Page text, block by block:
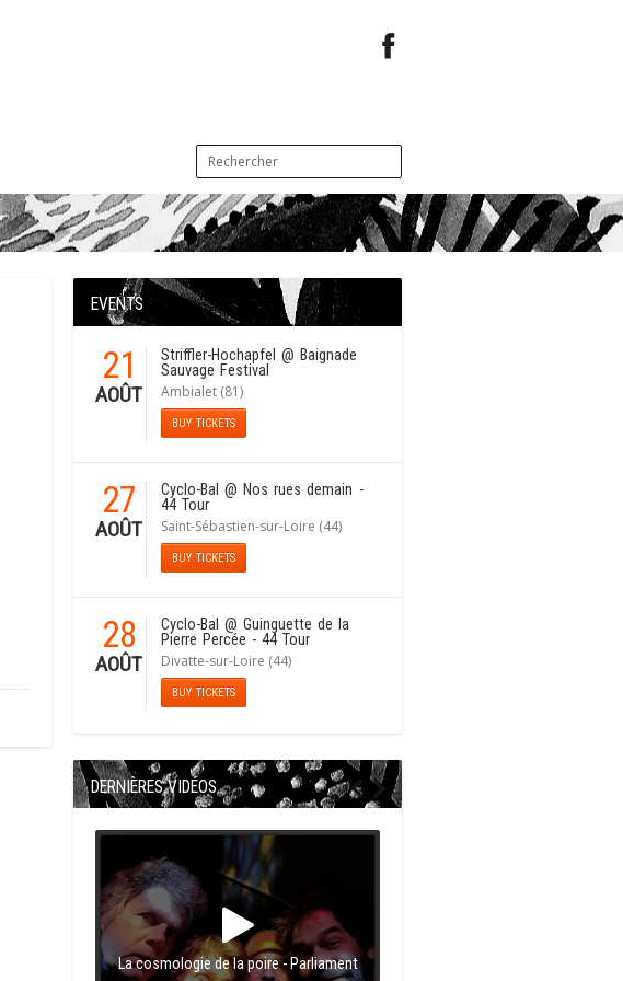
EVENTS
21
AOÛT
Striffler-Hochapfel @ Baignade
Sauvage Festival
Ambialet (81)
BUY TICKETS
27
AOÛT
Cyclo-Bal @ Nos rues demain -
44 Tour
Saint-Sébastien-sur-Loire (44)
BUY TICKETS
28
AOÛT
Cyclo-Bal @ Guinguette de la
Pierre Percée - 44 Tour
Divatte-sur-Loire (44)
BUY TICKETS
DERNIÈRES VIDÉOS
La cosmologie de la poire - Parliament